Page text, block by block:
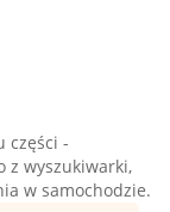
części -
z wyszukiwarki,
w samochodzie.